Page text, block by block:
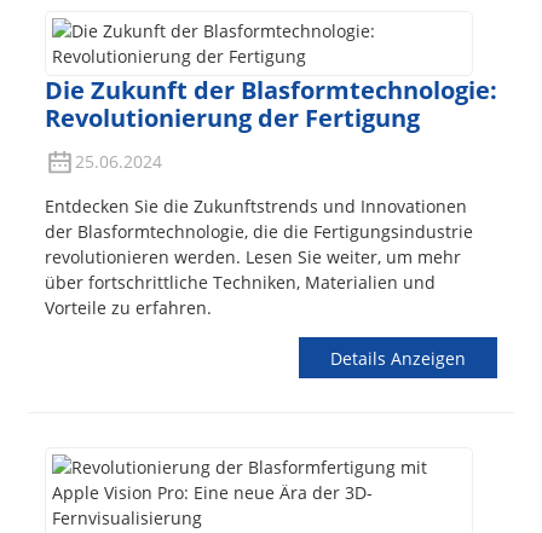
Die Zukunft der Blasformtechnologie:
Revolutionierung der Fertigung
25.06.2024
Entdecken Sie die Zukunftstrends und Innovationen
der Blasformtechnologie, die die Fertigungsindustrie
revolutionieren werden. Lesen Sie weiter, um mehr
über fortschrittliche Techniken, Materialien und
Vorteile zu erfahren.
Details Anzeigen